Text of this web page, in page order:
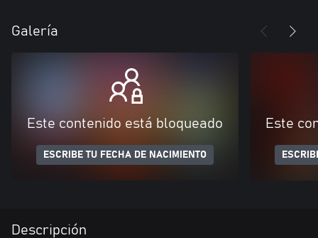
Galería
Este contenido está bloqueado
ESCRIBE TU FECHA DE NACIMIENTO
Este
Descripción